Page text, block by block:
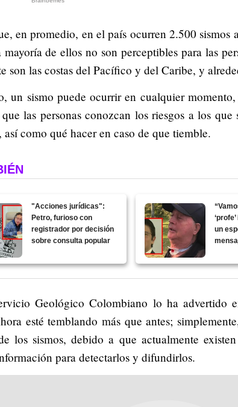
en promedio, en el país ocurren 2.500 sismos
de ellos no son perceptibles para las
son las costas del Pacífico y del Caribe, y
un sismo puede ocurrir en cualquier
las personas conozcan los riesgos a los
así como qué hacer en caso de que tiemble.
"Acciones jurídicas":
Petro, furioso con
registrador por decisión
sobre consulta popular
un
Geológico Colombiano lo ha advertido
esté temblando más que antes;
los sismos, debido a que actualmente
para detectarlos y difundirlos.